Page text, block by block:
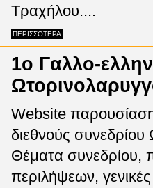
Τραχήλου....
ΠΕΡΙΣΣΟΤΕΡΑ
1o Γαλλο-
Website
διεθνούς συνεδρίου
Θέματα
περιλήψεων,